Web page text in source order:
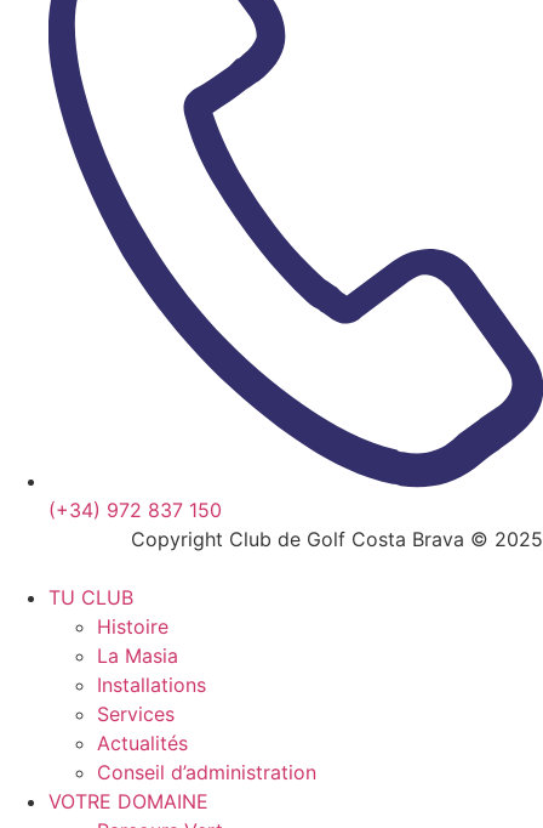
(+34) 972 837 150
Copyright Club de Golf Costa Brava © 2025
TU CLUB
Histoire
La Masia
Installations
Services
Actualités
Conseil d’administration
VOTRE DOMAINE